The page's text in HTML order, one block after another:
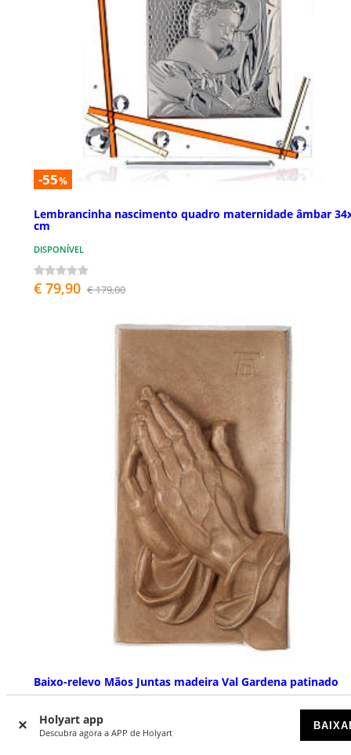
Holyart app
Descubra agora a APP de Holyart
-55%
Lembrancinha nascimento quadro maternidade âmbar
cm
DISPONÍVEL
€ 79,90 € 179,00
Baixo-relevo Mãos Juntas madeira Val Gardena patinado
€ 42,90